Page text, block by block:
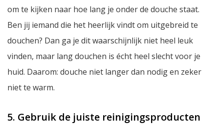
om te kijken naar hoe lang je onder de douche staat.
Ben jij iemand die het heerlijk vindt om uitgebreid te
douchen? Dan ga je dit waarschijnlijk niet heel leuk
vinden, maar lang douchen is écht heel slecht voor je
huid. Daarom: douche niet langer dan nodig en zeker
niet te warm.
5. Gebruik de juiste reinigingsproducten